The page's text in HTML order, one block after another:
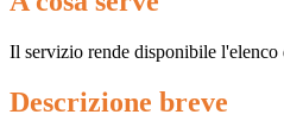
Il servizio rende disponibile
Descrizione breve